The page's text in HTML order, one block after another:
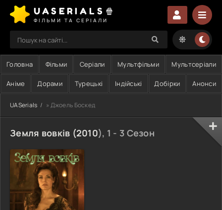
UASERIALS🍿
ФІЛЬМИ ТА СЕРІАЛИ
Головна Фільми Серіали Мультфільми Мультсеріали
Аніме Дорами Турецькі Індійські Добірки Анонси
UASerials » Джоель Боскед
Земля вовків (2010), 1 - 3 Сезон